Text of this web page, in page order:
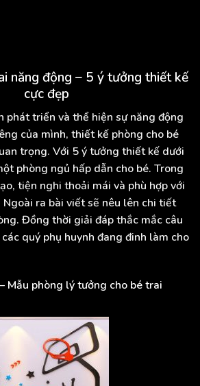
năng động – 5 ý tưởng thiết kế
cực đẹp
phát triển và thể hiện sự năng động
của mình, thiết kế phòng cho bé
trọng. Với 5 ý tưởng thiết kế dưới
phòng ngủ hấp dẫn cho bé. Trong
tiện nghi thoải mái và phù hợp với
ra bài viết sẽ nêu lên chi tiết
Đồng thời giải đáp thắc mắc câu
quý phụ huynh đang đinh làm cho
Mẫu phòng lý tưởng cho bé trai